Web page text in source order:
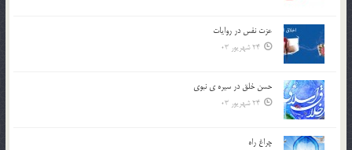
عزت نفس در روايات
24 شهریور 03
حسن خلق در سيره ي نبوي
24 شهریور 03
چراغ راه